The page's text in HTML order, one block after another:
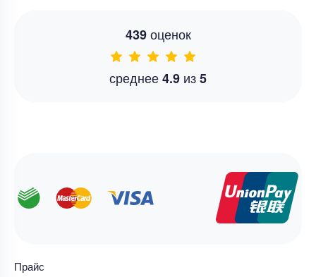
439оценок
среднее4.9 из5
Прайс